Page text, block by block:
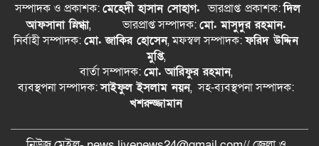
সম্পাদক ও প্রকাশক:মেহেদী হাসান সোহাগ.ভারপ্রাপ্ত প্রকাশক:দিল
আফসানা স্নিগ্ধা, ভারপ্রাপ্ত সম্পাদক:মো. মাসুদুর রহমান.
নির্বাহী সম্পাদক:মো. জাকির হোসেন, মফস্বল সম্পাদক:ফরিদ উদ্দিন
মুপ্তি,
বার্তা সম্পাদক:মো. আরিফুর রহমান,
ব্যবস্থপনা সম্পাদক:সাইফুল ইসলাম নয়ন, সহ-ব্যবস্থপনা সম্পাদক:
খশরুজ্জামান